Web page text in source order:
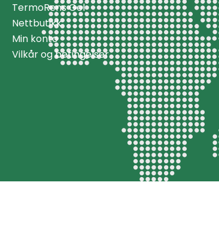
TermoRens Gel
Nettbutikk
Min konto
Vilkår og betingelser